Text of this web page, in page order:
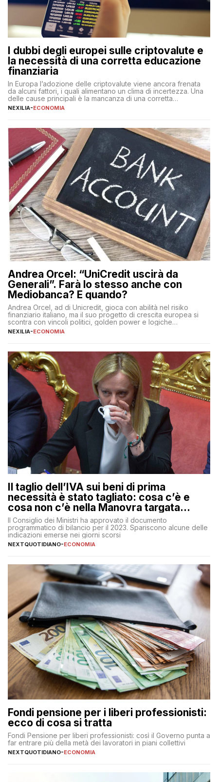
I dubbi degli europei sulle criptovalute e
la necessità di una corretta educazione
finanziaria
In Europa l’adozione delle criptovalute viene ancora frenata
da alcuni fattori, i quali alimentano un clima di incertezza. Una
delle cause principali è la mancanza di una corretta
educazione finanziaria, che impedisce ad una larga parte della
sulle criptovalute: […]
NEXILIA-ECONOMIA
Andrea Orcel: “UniCredit uscirà da
Generali”. Farà lo stesso anche con
Mediobanca? E quando?
Andrea Orcel, ad di Unicredit, gioca con abilità nel risiko
finanziario italiano, ma il suo progetto di crescita europea si
scontra con vincoli politici, golden power e logiche
protezionistiche. Orcel e la mossa su Generali Andrea Orcel,
NEXILIA-ECONOMIA
Il taglio dell’IVA sui beni di prima
necessità è stato tagliato: cosa c’è e
cosa non c’è nella Manovra targata
Meloni
Il Consiglio dei Ministri ha approvato il documento
programmatico di bilancio per il 2023. Spariscono alcune delle
indicazioni emerse nei giorni scorsi
NEXTQUOTIDIANO-ECONOMIA
Fondi pensione per i liberi professionisti:
ecco di cosa si tratta
Fondi Pensione per liberi professionisti: così il Governo punta a
far entrare più della metà dei lavoratori in piani collettivi
NEXTQUOTIDIANO-ECONOMIA